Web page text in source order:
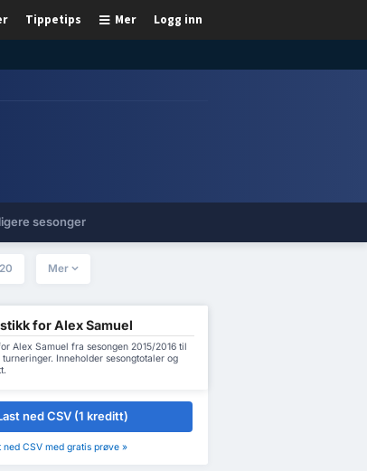
Logg inn
Mer
Tippetips
sesonger
Mer
for Alex Samuel
Alex Samuel fra sesongen 2015/2016 til
Inneholder sesongtotaler og
ned CSV (1 kreditt)
ned CSV med gratis prøve »